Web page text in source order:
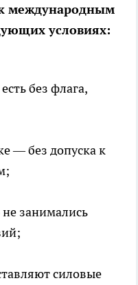
международным
условиях:
без флага,
— без допуска к
занимались
силовые